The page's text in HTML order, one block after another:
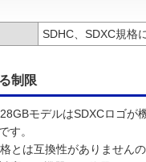
SDHC、SDXC規格
制限
モデルはSDXCロゴが
す。
とは互換性がありません